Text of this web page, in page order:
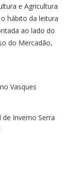
e Agricultura
hábito da leitura
ao lado do
do Mercadão,
Vasques
de Inverno Serra